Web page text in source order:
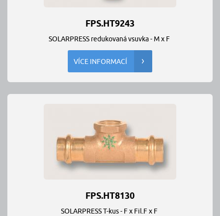
FPS.HT9243
SOLARPRESS redukovaná vsuvka - M x F
VÍCE INFORMACÍ
FPS.HT8130
SOLARPRESS T-kus - F x Fil.F x F